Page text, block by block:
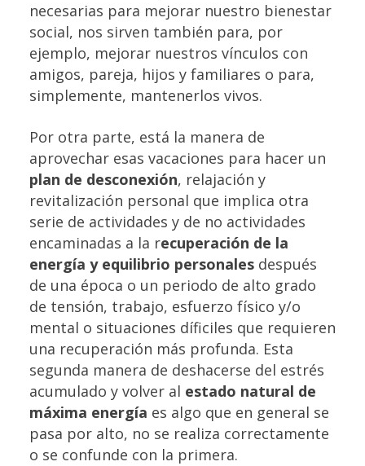
necesarias para mejorar nuestro bienestar
social, nos sirven también para, por
ejemplo, mejorar nuestros vínculos con
amigos, pareja, hijos y familiares o para,
simplemente, mantenerlos vivos.
Por otra parte, está la manera de
aprovechar esas vacaciones para hacer un
plan de desconexión, relajación y
revitalización personal que implica otra
serie de actividades y de no actividades
encaminadas a la recuperación de la
energía y equilibrio personales después
de una época o un periodo de alto grado
de tensión, trabajo, esfuerzo físico y/o
mental o situaciones díficiles que requieren
una recuperación más profunda. Esta
segunda manera de deshacerse del estrés
acumulado y volver al estado natural de
máxima energía es algo que en general se
pasa por alto, no se realiza correctamente
o se confunde con la primera.